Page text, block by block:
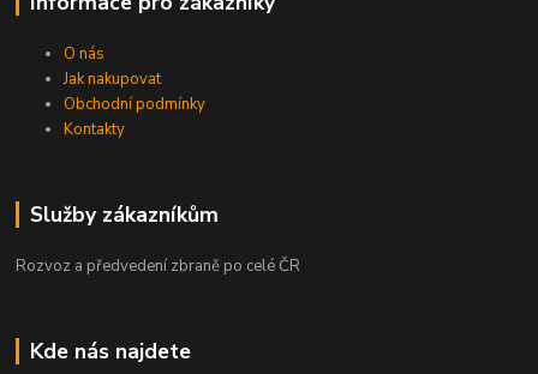
O nás
Jak nakupovat
Obchodní podmínky
Kontakty
Služby zákazníkům
Rozvoz a předvedení zbraně po celé ČR
Kde nás najdete